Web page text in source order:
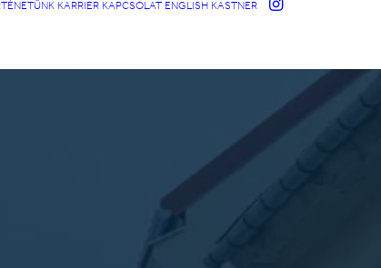
KARRIER KAPCSOLAT ENGLISH KASTNER